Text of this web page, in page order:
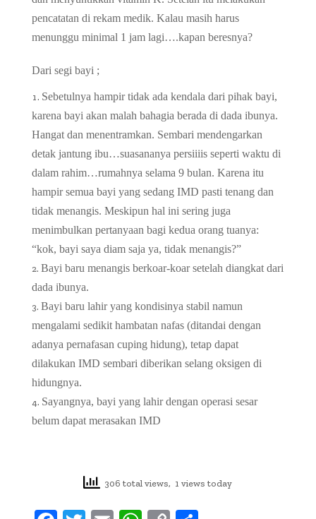
pencatatan di rekam medik. Kalau masih harus
menunggu minimal 1 jam lagi….kapan beresnya?
Dari segi bayi ;
Sebetulnya hampir tidak ada kendala dari pihak bayi,
karena bayi akan malah bahagia berada di dada ibunya.
Hangat dan menentramkan. Sembari mendengarkan
detak jantung ibu…suasananya persiiiis seperti waktu di
dalam rahim…rumahnya selama 9 bulan. Karena itu
hampir semua bayi yang sedang IMD pasti tenang dan
tidak menangis. Meskipun hal ini sering juga
menimbulkan pertanyaan bagi kedua orang tuanya:
“kok, bayi saya diam saja ya, tidak menangis?”
Bayi baru menangis berkoar-koar setelah diangkat dari
dada ibunya.
Bayi baru lahir yang kondisinya stabil namun
mengalami sedikit hambatan nafas (ditandai dengan
adanya pernafasan cuping hidung), tetap dapat
dilakukan IMD sembari diberikan selang oksigen di
hidungnya.
Sayangnya, bayi yang lahir dengan operasi sesar
belum dapat merasakan IMD
306 total views, 1 views today